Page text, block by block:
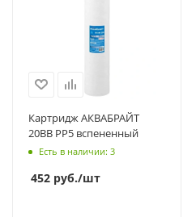
Картридж АКВАБРАЙТ
20BB PP5 вспененный
Есть в наличии: 3
452 руб./шт